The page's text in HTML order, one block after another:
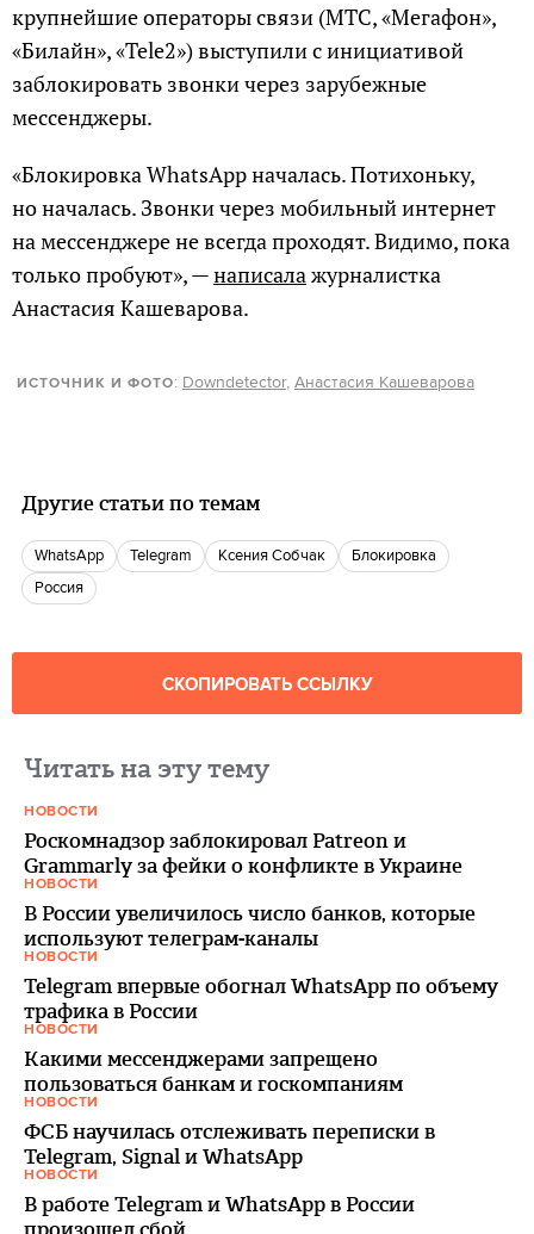
крупнейшие операторы связи (МТС, «Мегафон»,
«Билайн», «Tele2») выступили с инициативой
заблокировать звонки через зарубежные
мессенджеры.
«Блокировка WhatsApp началась. Потихоньку,
но началась. Звонки через мобильный интернет
на мессенджере не всегда проходят. Видимо, пока
только пробуют», —написалажурналистка
Анастасия Кашеварова.
ИСТОЧНИК И ФОТО: Downdetector, Анастасия Кашеварова
Другие статьи по темам
WhatsApp telegram Ксения Собчак
блокировка
Россия
СКОПИРОВАТЬ ССЫЛКУ
Читать на эту тему
НОВОСТИ
Роскомнадзор заблокировал Patreon и
Grammarly за фейки о конфликте в Украине
НОВОСТИ
В России увеличилось число банков, которые
используют телеграм-каналы
НОВОСТИ
Telegram впервые обогнал WhatsApp по объему
трафика в России
НОВОСТИ
Какими мессенджерами запрещено
пользоваться банкам и госкомпаниям
НОВОСТИ
ФСБ научилась отслеживать переписки в
Telegram, Signal и WhatsApp
НОВОСТИ
В работе Telegram и WhatsApp в России